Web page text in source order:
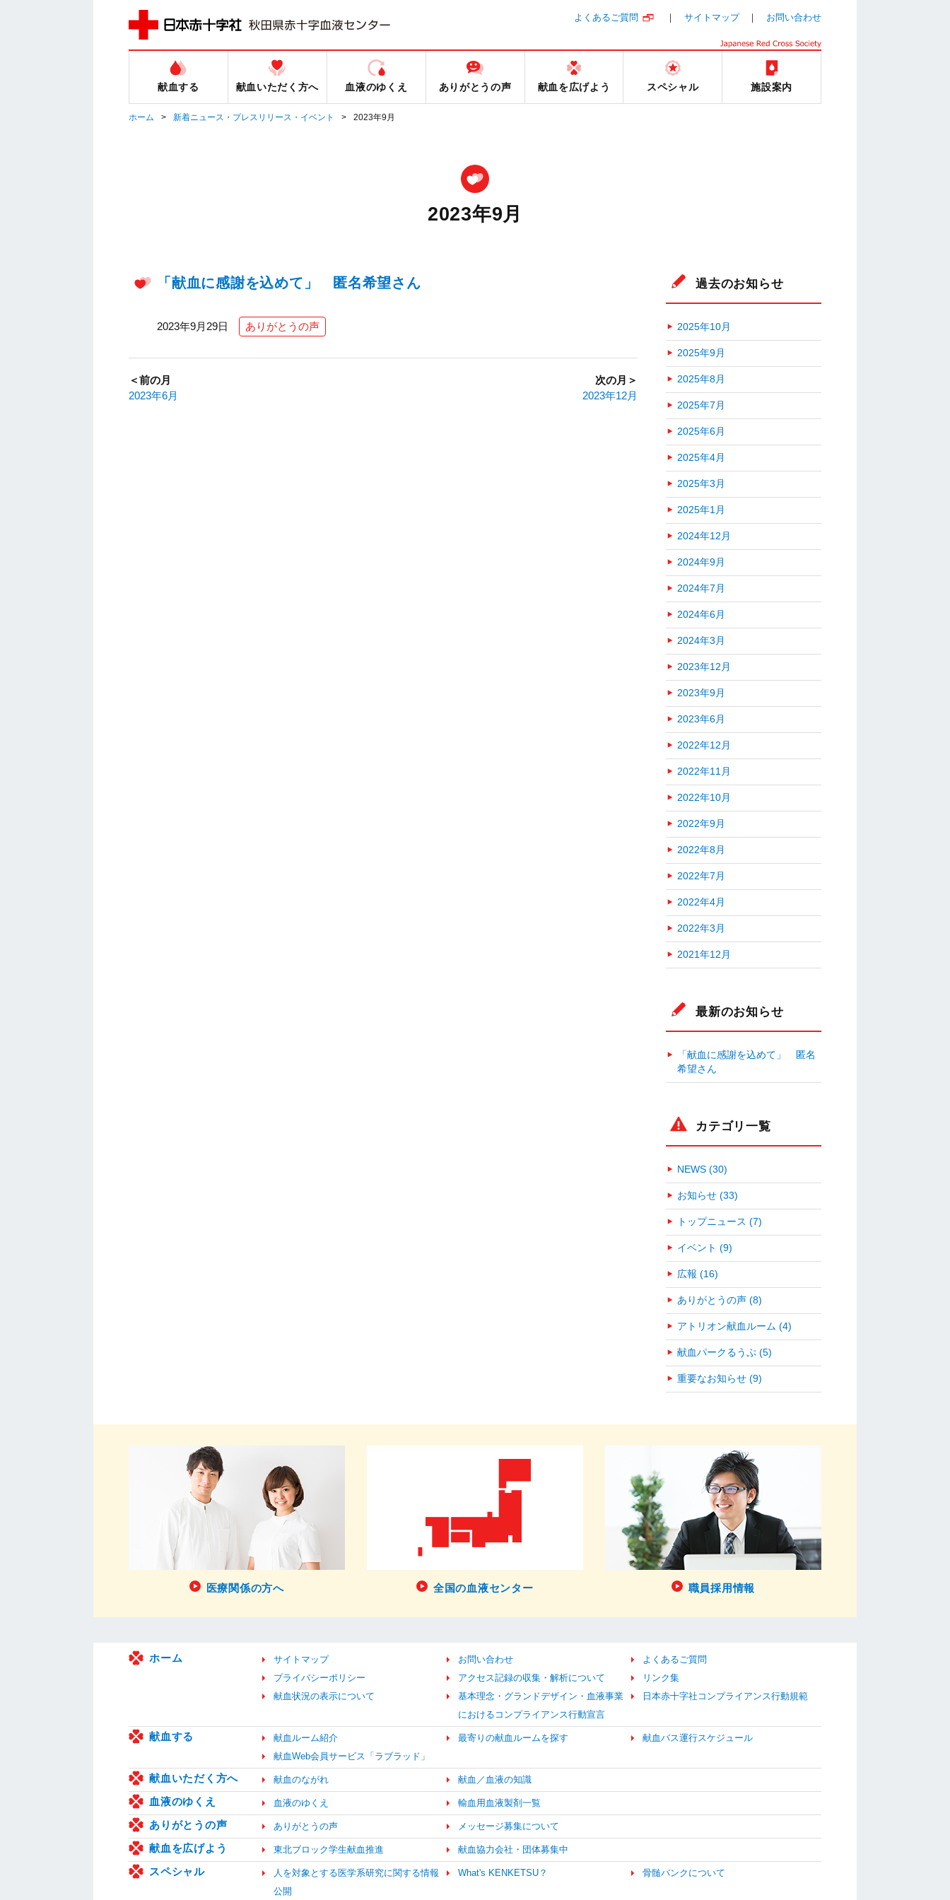
よくあるご質問 サイトマップ お問い合わせ
献血する 献血いただく方へ 血液のゆくえ ありがとうの声 献血を広げよう スペシャル 施設案内
ホーム 新着ニュース・プレスリリース・イベント 2023年9月
2023年9月
「献血に感謝を込めて」 匿名希望さん
2023年9月29日 ありがとうの声
＜前の月
2023年6月
次の月＞
2023年12月
過去のお知らせ
2025年10月
2025年9月
2025年8月
2025年7月
2025年6月
2025年4月
2025年3月
2025年1月
2024年12月
2024年9月
2024年7月
2024年6月
2024年3月
2023年12月
2023年9月
2023年6月
2022年12月
2022年11月
2022年10月
2022年9月
2022年8月
2022年7月
2022年4月
2022年3月
2021年12月
最新のお知らせ
「献血に感謝を込めて」 匿名
希望さん
カテゴリ一覧
NEWS (30)
お知らせ (33)
トップニュース (7)
イベント (9)
広報 (16)
ありがとうの声 (8)
アトリオン献血ルーム (4)
献血パークるうぷ (5)
重要なお知らせ (9)
医療関係の方へ 全国の血液センター 職員採用情報
ホーム サイトマップ お問い合わせ
よくあるご質問
プライバシーポリシー
アクセス記録の収集・解析について
リンク集
献血状況の表示について
基本理念・グランドデザイン・血液事業
におけるコンプライアンス行動宣言
日本赤十字社コンプライアンス行動規範
献血する 献血ルーム紹介 最寄りの献血ルームを探す
献血バス運行スケジュール
献血Web会員サービス「ラブラッド」
献血いただく方へ 献血のながれ 献血／血液の知識
血液のゆくえ 血液のゆくえ 輸血用血液製剤一覧
ありがとうの声 ありがとうの声 メッセージ募集について
献血を広げよう 東北ブロック学生献血推進 献血協力会社・団体募集中
スペシャル
人を対象とする医学系研究に関する情報
公開
What's KENKETSU？ 骨髄バンクについて